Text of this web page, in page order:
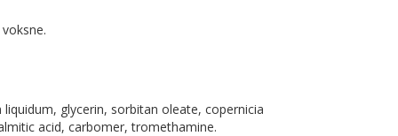
glycerin, sorbitan oleate, copernicia
acid, carbomer, tromethamine.